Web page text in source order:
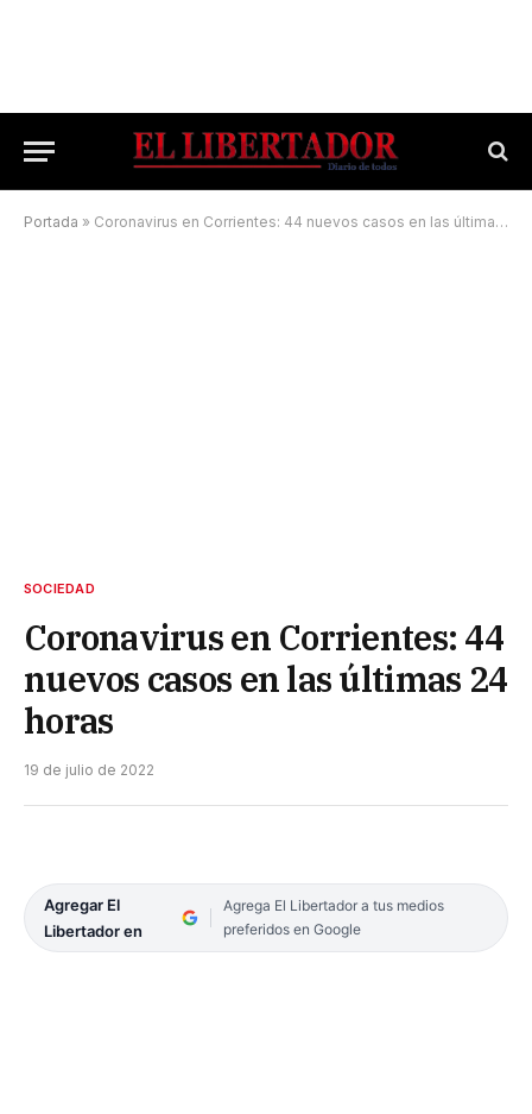
Portada » Coronavirus en Corrientes: 44 nuevos casos en las últimas 24 horas
SOCIEDAD
Coronavirus en Corrientes: 44
nuevos casos en las últimas 24
horas
19 de julio de 2022
Agregar El
Libertador en
Agrega El Libertador a tus medios
preferidos en Google